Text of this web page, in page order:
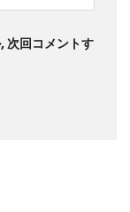
次回コメントす